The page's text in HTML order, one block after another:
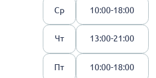
Ср 10:00-18:00
Чт 13:00-21:00
Пт 10:00-18:00